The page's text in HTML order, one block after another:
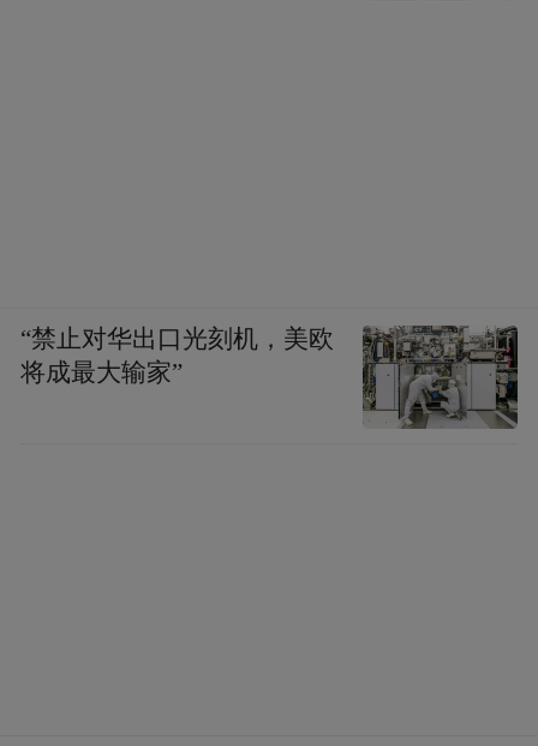
“禁止对华出口光刻机，美欧
将成最大输家”